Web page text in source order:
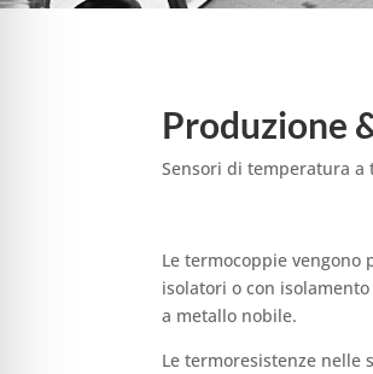
Produzione
Sensori di temperatura a
Le termocoppie
isolatori o con
a metallo nobile.
Le termoresistenze nelle